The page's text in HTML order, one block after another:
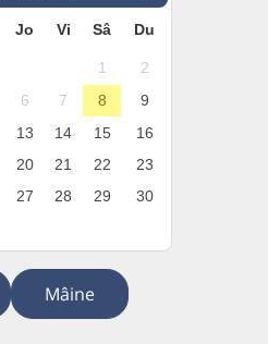
Jo Vi Sâ Du
1
2
6 7 8
9
13 14 15
16
20 21 22
23
27 28 29
30
Mâine